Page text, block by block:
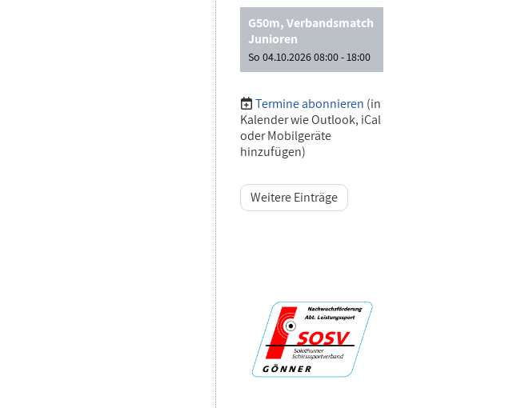
G50m, Verbandsmatch
Junioren
So 04.10.2026 08:00 - 18:00
Termine abonnieren (in
Kalender wie Outlook, iCal
oder Mobilgeräte
hinzufügen)
Weitere Einträge